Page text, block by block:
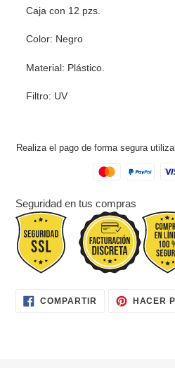
carrito
compra
Caja con 12 pzs.
Color: Negro
Material: Plástico.
Filtro: UV
Realiza el pago de forma segura
Seguridad en tus compras
COMPARTIR COMPARTIR
HACER